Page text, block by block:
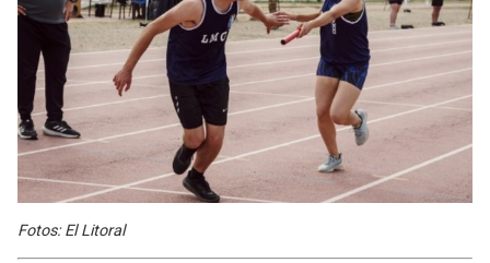
Fotos: El Litoral